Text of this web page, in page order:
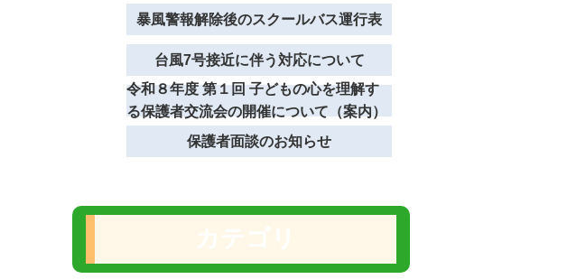
暴風警報解除後のスクールバス運行表
台風7号接近に伴う対応について
令和８年度 第１回 子どもの心を理解す
る保護者交流会の開催について（案内）
保護者面談のお知らせ